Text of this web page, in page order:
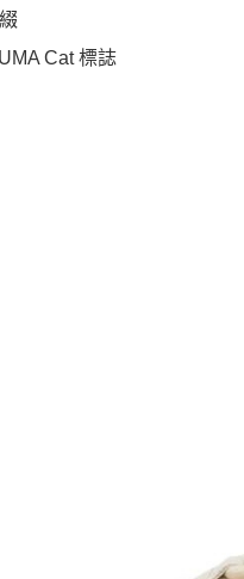
Cat 標誌